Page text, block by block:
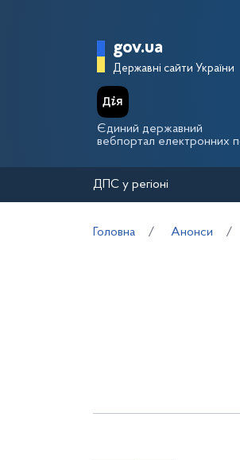
Головна
gov.ua
Державні сайти України
Єдиний державний
вебпортал електронних
ДПС у регіоні
Головна Анонси